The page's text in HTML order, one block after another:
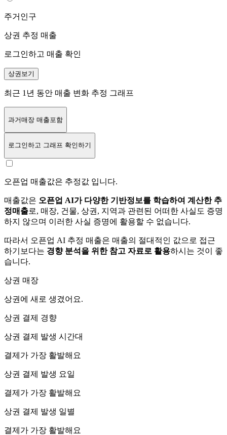
주거인구
상권 추정 매출
로그인하고 매출 확인
상권보기
최근 1년 동안 매출 변화 추정 그래프
과거매장 매출포함
로그인하고 그래프 확인하기
오픈업 매출값은 추정값 입니다.
매출값은 오픈업 AI가 다양한 기반정보를 학습하여 계산한 추
정매출로, 매장, 건물, 상권, 지역과 관련된 어떠한 사실도 증명
하지 않으며 이러한 사실 증명에 활용할 수 없습니다.
따라서 오픈업 AI 추정 매출은 매출의 절대적인 값으로 접근
하기보다는 경향 분석을 위한 참고 자료로 활용하시는 것이 좋
습니다.
상권 매장
상권에 새로 생겼어요.
상권 결제 경향
상권 결제 발생 시간대
결제가 가장 활발해요
상권 결제 발생 요일
결제가 가장 활발해요
상권 결제 발생 일별
결제가 가장 활발해요